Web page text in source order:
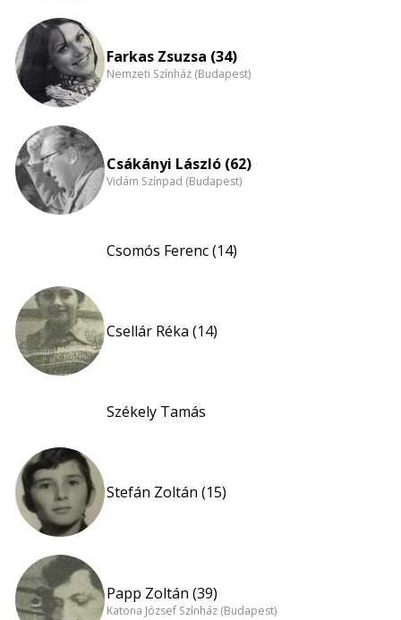
Farkas Zsuzsa (34)
Nemzeti Színház (Budapest)
Csákányi László (62)
Vidám Színpad (Budapest)
Csomós Ferenc (14)
Csellár Réka (14)
Székely Tamás
Stefán Zoltán (15)
Papp Zoltán (39)
Katona József Színház (Budapest)